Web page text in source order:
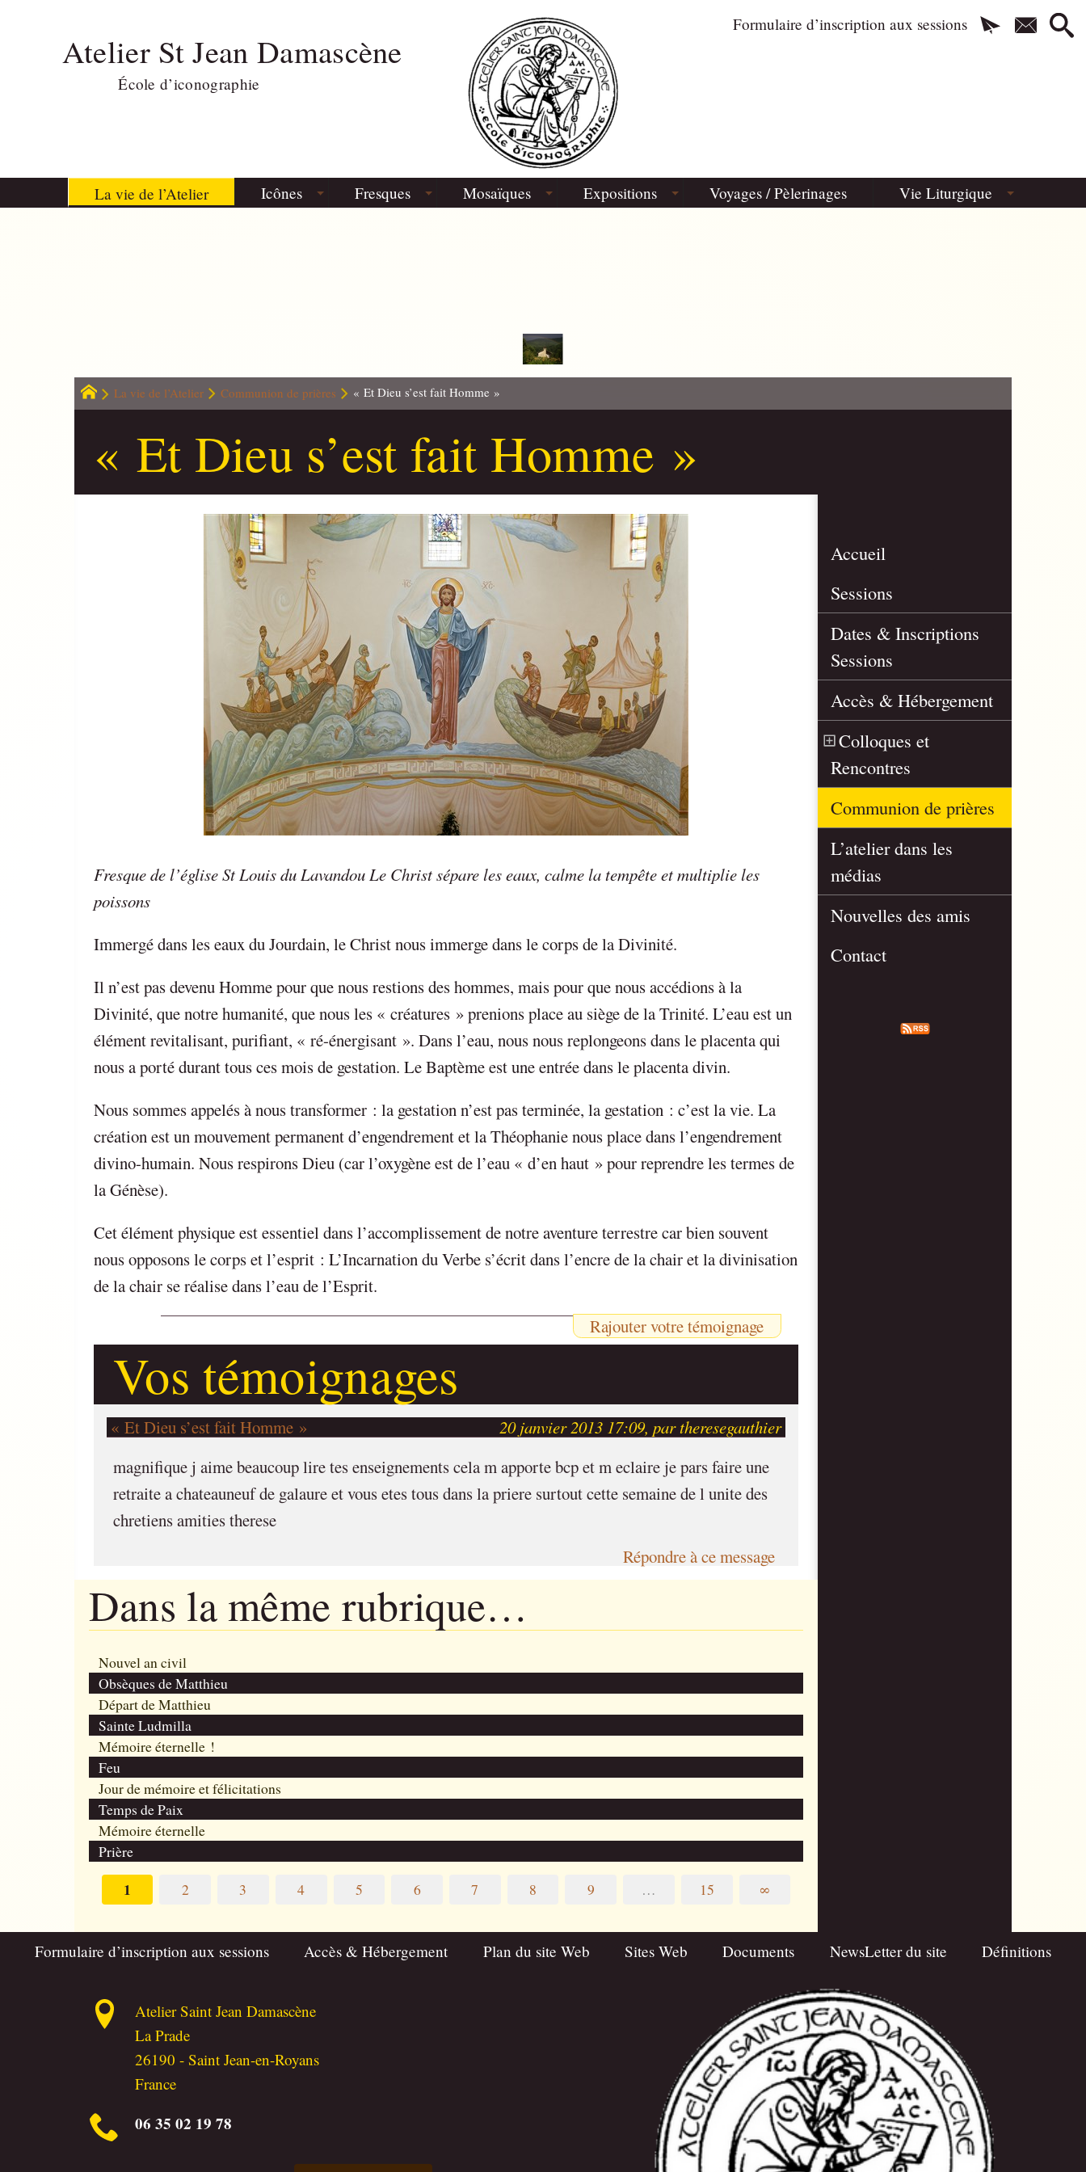
Formulaire d’inscription aux sessions
Atelier St Jean Damascène
École d’iconographie
La vie de l’Atelier Icônes Fresques Mosaïques Expositions Voyages / Pèlerinages Vie Liturgique
La vie de l’Atelier Communion de prières « Et Dieu s’est fait Homme »
« Et Dieu s’est fait Homme »
Fresque de l’église St Louis du Lavandou Le Christ sépare les eaux, calme la tempête et multiplie les
poissons
Immergé dans les eaux du Jourdain, le Christ nous immerge dans le corps de la Divinité.
Il n’est pas devenu Homme pour que nous restions des hommes, mais pour que nous accédions à la
Divinité, que notre humanité, que nous les « créatures » prenions place au siège de la Trinité. L’eau est un
élément revitalisant, purifiant, « ré-énergisant ». Dans l’eau, nous nous replongeons dans le placenta qui
nous a porté durant tous ces mois de gestation. Le Baptème est une entrée dans le placenta divin.
Nous sommes appelés à nous transformer : la gestation n’est pas terminée, la gestation : c’est la vie. La
création est un mouvement permanent d’engendrement et la Théophanie nous place dans l’engendrement
divino-humain. Nous respirons Dieu (car l’oxygène est de l’eau « d’en haut » pour reprendre les termes de
la Génèse).
Cet élément physique est essentiel dans l’accomplissement de notre aventure terrestre car bien souvent
nous opposons le corps et l’esprit : L’Incarnation du Verbe s’écrit dans l’encre de la chair et la divinisation
de la chair se réalise dans l’eau de l’Esprit.
Rajouter votre témoignage
Vos témoignages
« Et Dieu s’est fait Homme »
20 janvier 2013 17:09, par theresegauthier
magnifique j aime beaucoup lire tes enseignements cela m apporte bcp et m eclaire je pars faire une
retraite a chateauneuf de galaure et vous etes tous dans la priere surtout cette semaine de l unite des
chretiens amities therese
Répondre à ce message
Dans la même rubrique…
Nouvel an civil
Obsèques de Matthieu
Départ de Matthieu
Sainte Ludmilla
Mémoire éternelle !
Feu
Jour de mémoire et félicitations
Temps de Paix
Mémoire éternelle
Prière
1 2 3 4 5 6 7 8 9 … 15 ∞
Accueil
Sessions
Dates & Inscriptions
Sessions
Accès & Hébergement
Colloques et
Rencontres
Communion de prières
L’atelier dans les
médias
Nouvelles des amis
Contact
Formulaire d’inscription aux sessions Accès & Hébergement Plan du site Web Sites Web Documents NewsLetter du site Définitions
Atelier Saint Jean Damascène
La Prade
26190 -Saint Jean-en-Royans
France
06 35 02 19 78